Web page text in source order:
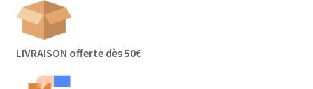
LIVRAISON offerte dès 50€